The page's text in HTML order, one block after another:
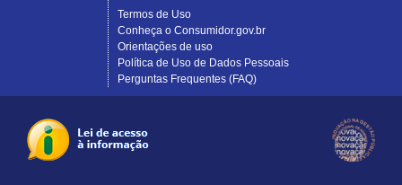
Termos de Uso
Conheça o Consumidor.gov.br
Orientações de uso
Política de Uso de Dados Pessoais
Perguntas Frequentes (FAQ)